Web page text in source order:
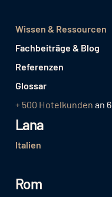
Wissen & Ressourcen
Fachbeiträge & Blog
Referenzen
Glossar
+ 500 Hotelkunden an
Lana
Italien
Rom